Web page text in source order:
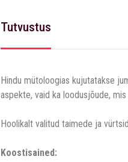
Tutvustus
Hindu mütoloogias kujutatakse
aspekte, vaid ka loodusjõude,
Hoolikalt valitud taimede ja
Koostisained: